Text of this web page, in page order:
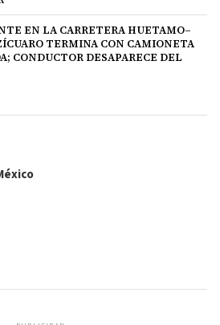
EN LA CARRETERA HUETAMO–
TERMINA CON CAMIONETA
CONDUCTOR DESAPARECE DEL